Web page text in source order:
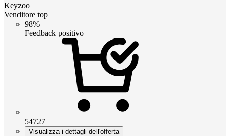
Keyzoo
Venditore top
98%
Feedback positivo
54727
Visualizza i dettagli dell'offerta